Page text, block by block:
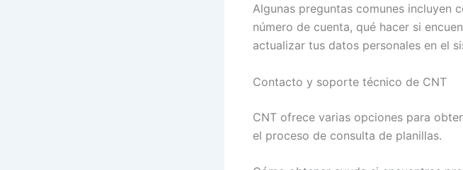
Algunas preguntas comunes incluyen
número de cuenta, qué hacer si
actualizar tus datos personales en el
Contacto y soporte técnico de CNT
CNT ofrece varias opciones para
el proceso de consulta de planillas.